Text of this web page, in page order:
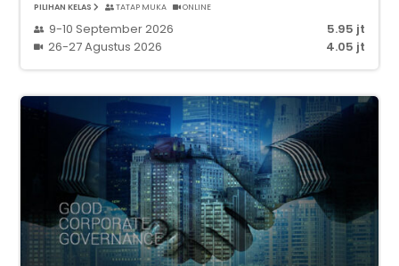
PILIHAN KELAS TATAP MUKA ONLINE
9-10 September 2026
5.95 jt
26-27 Agustus 2026
4.05 jt